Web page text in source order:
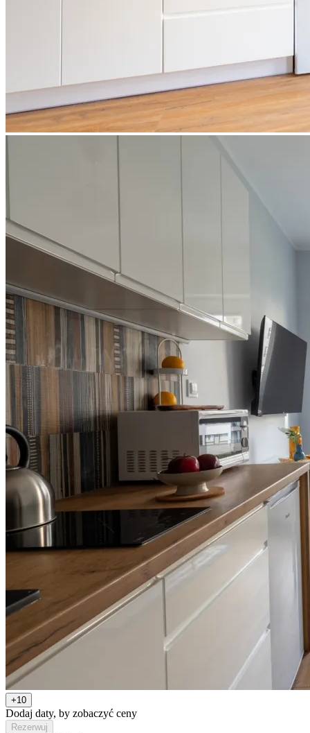
+10
Dodaj daty, by zobaczyć ceny
Rezerwuj